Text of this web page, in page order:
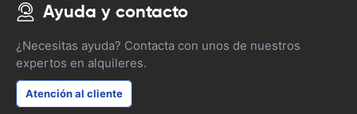
Ayuda y contacto
¿Necesitas ayuda? Contacta con unos de nuestros
expertos en alquileres.
Atención al cliente